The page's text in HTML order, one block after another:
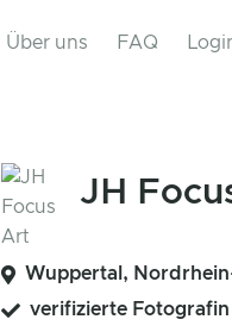
Über uns FAQ
JH
Wuppertal,
verifizierte Fotografin